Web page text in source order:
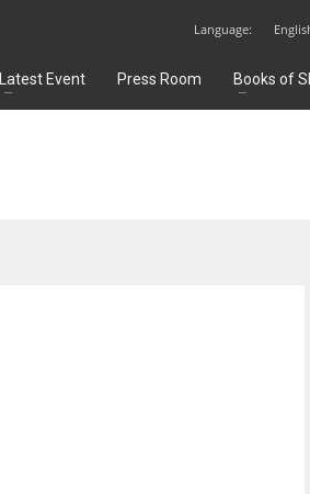
Language:
Latest Event Press Room Books of